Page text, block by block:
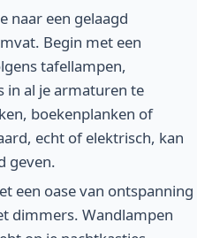
naar een gelaagd
Begin met een
tafellampen,
in al je armaturen te
boekenplanken of
echt of elektrisch, kan
geven.
een oase van ontspanning
dimmers. Wandlampen